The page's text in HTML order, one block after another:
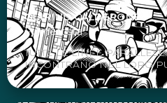
QUIRINO CALDERONE
Fumettista
TUTTE LE LINEE
INCONTRANO NEL LORO